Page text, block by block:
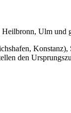
Ulm und
den